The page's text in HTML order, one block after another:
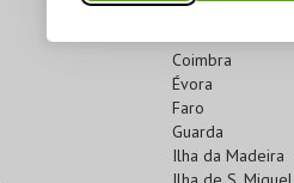
Bragança
Coimbra
Évora
Faro
Guarda
Ilha da Madeira